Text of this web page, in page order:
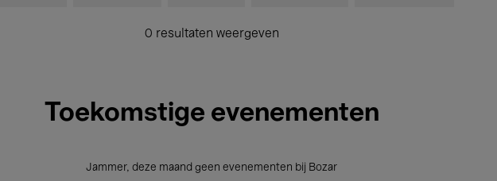
0 resultaten weergeven
Toekomstige evenementen
Jammer, deze maand geen evenementen bij Bozar